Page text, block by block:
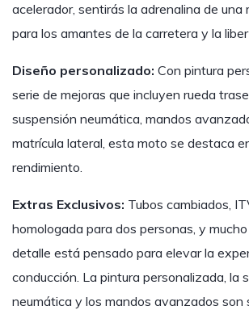
acelerador, sentirás la adrenalina de una
para los amantes de la carretera y la
Diseño personalizado: Con pintura
serie de mejoras que incluyen rueda
suspensión neumática, mandos
matrícula lateral, esta moto se destaca
rendimiento.
Extras Exclusivos: Tubos cambiados,
homologada para dos personas, y
detalle está pensado para elevar la
conducción. La pintura personalizada, la
neumática y los mandos avanzados son